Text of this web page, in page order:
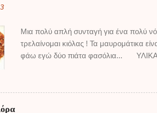
Μια πολύ απλή συνταγή για ένα πολύ
τρελαίνομαι κιόλας ! Τα μαυρομάτικα
φάω εγώ δύο πιάτα φασόλια... ΥΛΙΚΑ:
κατσαρόλα τοποθετούμε τα φασόλια
τοποθετούμε το ελαιόλαδο, και